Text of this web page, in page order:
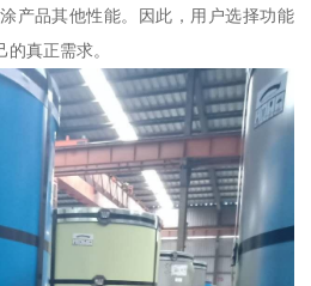
产品其他性能。因此，用户选择功能
的真正需求。